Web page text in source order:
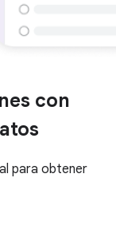
con
para obtener